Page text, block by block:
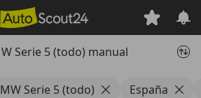
Serie 5 (todo) manual
Serie 5 (todo) España